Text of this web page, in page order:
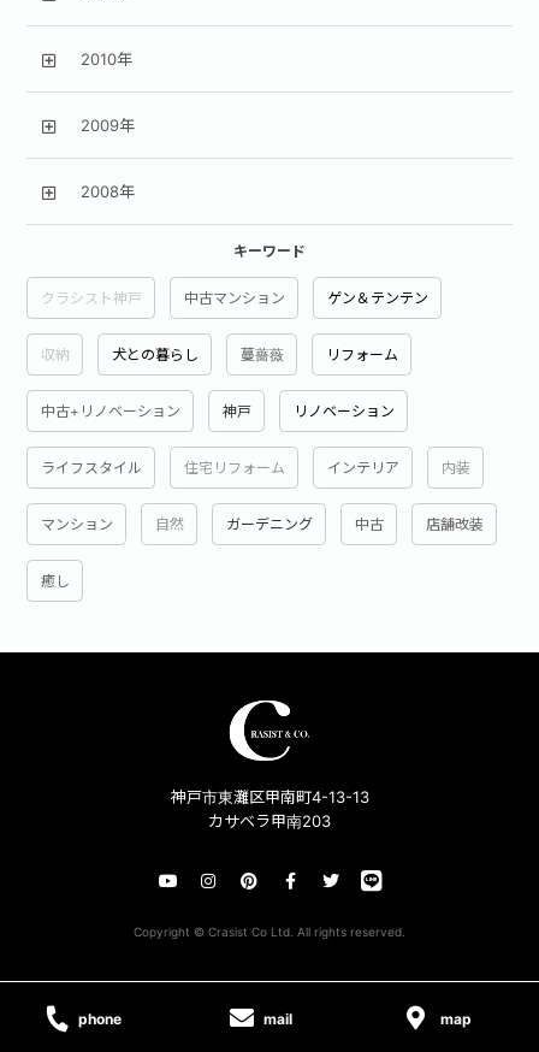
2010年
2009年
2008年
キーワード
クラシスト神戸 中古マンション ゲン＆テンテン
収納 犬との暮らし 蔓薔薇 リフォーム
中古+リノベーション 神戸 リノベーション
ライフスタイル 住宅リフォーム インテリア 内装
マンション 自然 ガーデニング 中古 店舗改装
癒し
神戸市東灘区甲南町4-13-13
カサベラ甲南203
Copyright © Crasist Co Ltd. All rights reserved.
phone mail map